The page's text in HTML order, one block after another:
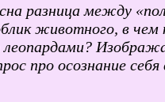
разница между
животного, в
леопардами?
про осознание себя